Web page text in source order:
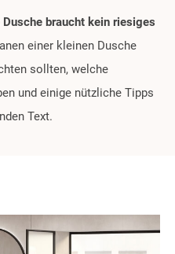
braucht kein riesiges
einer kleinen Dusche
sollten, welche
und einige nützliche Tipps
Text.